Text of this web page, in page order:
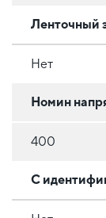
Ленточный
Нет
Номин
400
С